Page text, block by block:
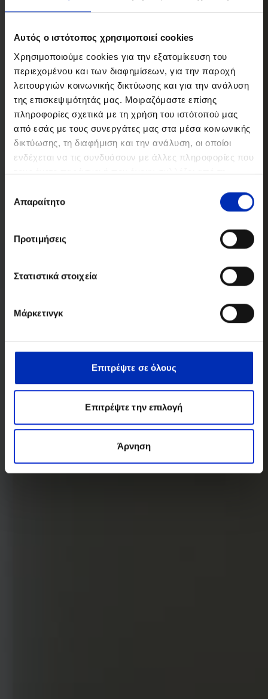
Αυτός ο ιστότοπος χρησιμοποιεί cookies
Χρησιμοποιούμε cookies για την εξατομίκευση του
περιεχομένου και των διαφημίσεων, για την παροχή
λειτουργιών κοινωνικής δικτύωσης και για την ανάλυση
της επισκεψιμότητάς μας. Μοιραζόμαστε επίσης
πληροφορίες σχετικά με τη χρήση του ιστότοπού μας
από εσάς με τους συνεργάτες μας στα μέσα κοινωνικής
δικτύωσης, τη διαφήμιση και την ανάλυση, οι οποίοι
ενδέχεται να τις συνδυάσουν με άλλες πληροφορίες που
τους έχετε παράσχει ή που έχουν συλλέξει από τη
συγκατάθεσης
Απαραίτητο
Προτιμήσεις
Στατιστικά στοιχεία
Μάρκετινγκ
Επιτρέψτε σε όλους
Επιτρέψτε την επιλογή
Άρνηση